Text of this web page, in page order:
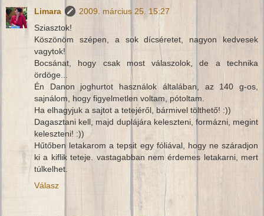
Limara
2009. március 25. 15:27
Sziasztok!
Köszönöm szépen, a sok dícséretet, nagyon kedvesek
vagytok!
Bocsánat, hogy csak most válaszolok, de a technika
ördöge...
Én Danon joghurtot használok általában, az 140 g-os,
sajnálom, hogy figyelmetlen voltam, pótoltam.
Ha elhagyjuk a sajtot a tetejéről, bármivel tölthető! :))
Dagasztani kell, majd duplájára keleszteni, formázni, megint
keleszteni! :))
Hűtőben letakarom a tepsit egy fóliával, hogy ne száradjon
ki a kiflik teteje. vastagabban nem érdemes letakarni, mert
túlkelhet.
Válasz